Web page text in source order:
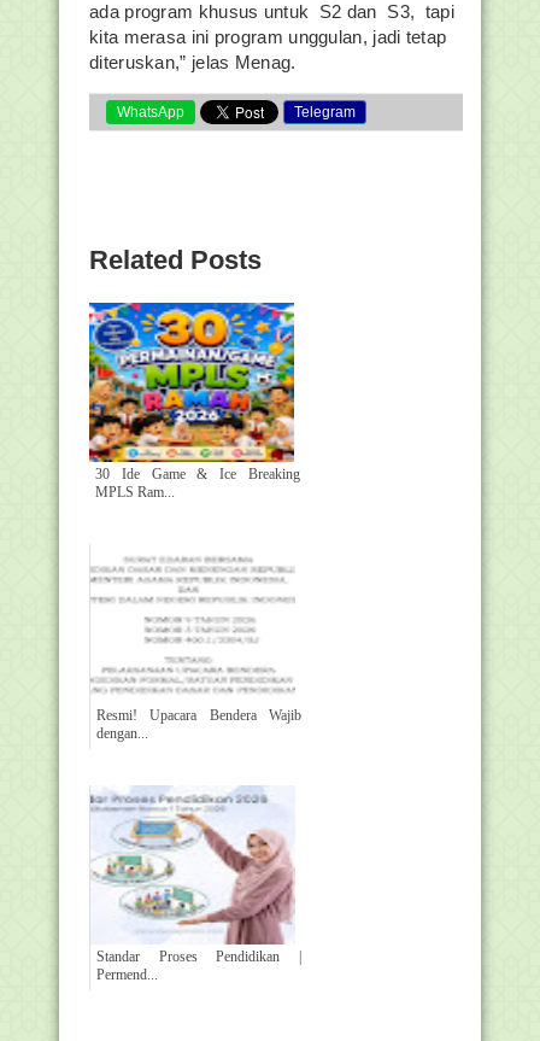
ada program khusus untuk S2 dan S3, tapi
kita merasa ini program unggulan, jadi tetap
diteruskan,” jelas Menag.
WhatsApp Telegram
Related Posts
30 Ide Game & Ice Breaking
MPLS Ram...
Resmi! Upacara Bendera Wajib
dengan...
Standar Proses Pendidikan |
Permend...